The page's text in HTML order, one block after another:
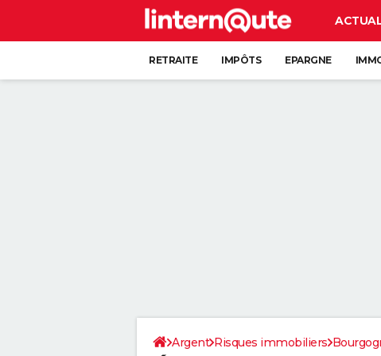
RETRAITE IMPÔTS EPARGNE
Argent Risques immobiliers